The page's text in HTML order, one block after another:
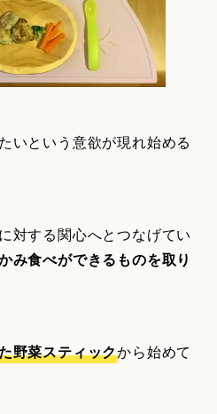
いという意欲が現れ始める
対する関心へとつなげてい
み食べができるものを取り
野菜スティックから始めて